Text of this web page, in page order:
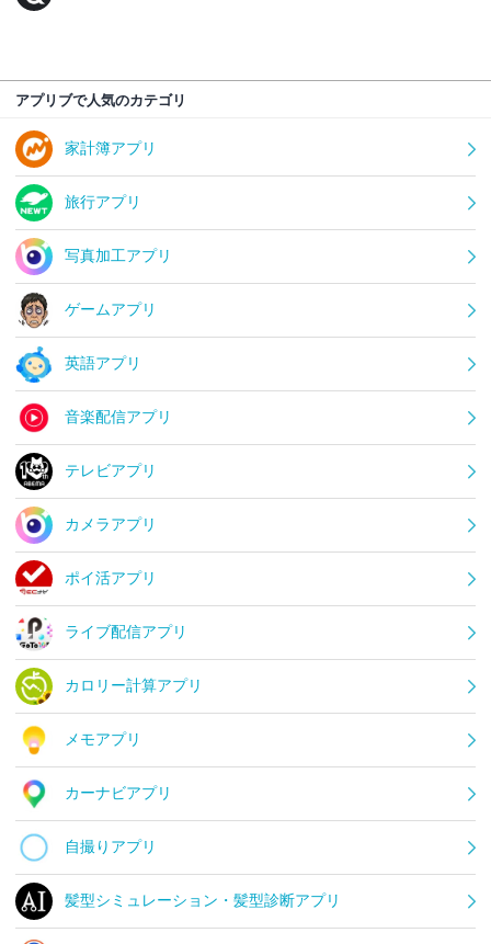
アプリブで人気のカテゴリ
家計簿アプリ
旅行アプリ
写真加工アプリ
ゲームアプリ
英語アプリ
音楽配信アプリ
テレビアプリ
カメラアプリ
ポイ活アプリ
ライブ配信アプリ
カロリー計算アプリ
メモアプリ
カーナビアプリ
自撮りアプリ
髪型シミュレーション・髪型診断アプリ